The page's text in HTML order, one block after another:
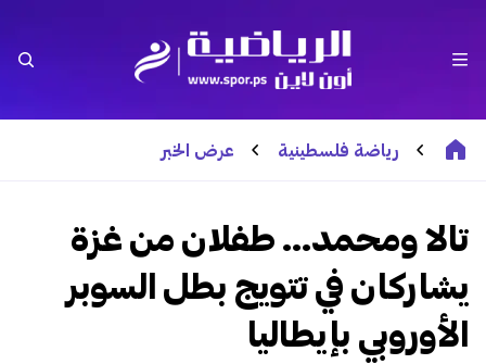
رياضة فلسطينية عرض الخبر
تالا ومحمد… طفلان من غزة
يشاركان في تتويج بطل السوبر
الأوروبي بإيطاليا